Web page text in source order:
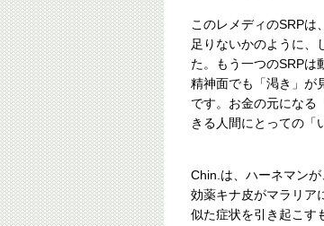
このレメディのSRPは
足りないかのように、
た。もう一つのSRPは
精神面でも「渇き」が
です。お金の元になる
きる人間にとっての「
Chin.は、ハーネマン
効薬キナ皮がマラリア
似た症状を引き起こす